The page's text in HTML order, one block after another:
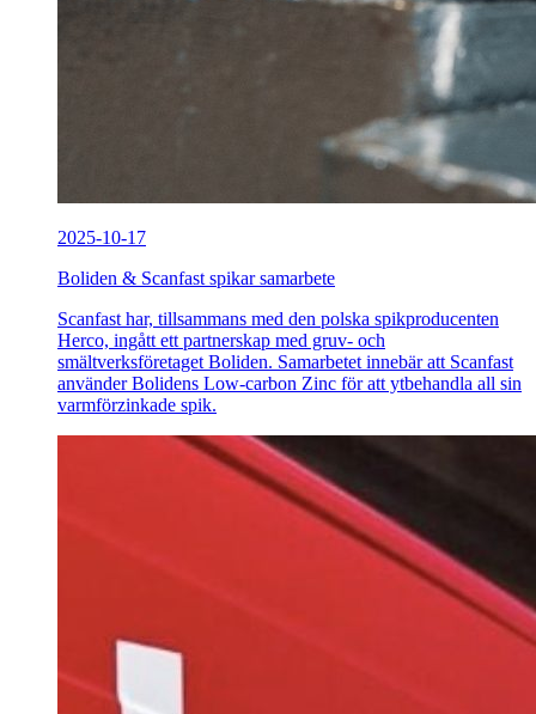
2025-10-17
Boliden & Scanfast spikar samarbete
Scanfast har, tillsammans med den polska spikproducenten
Herco, ingått ett partnerskap med gruv- och
smältverksföretaget Boliden. Samarbetet innebär att Scanfast
använder Bolidens Low-carbon Zinc för att ytbehandla all sin
varmförzinkade spik.